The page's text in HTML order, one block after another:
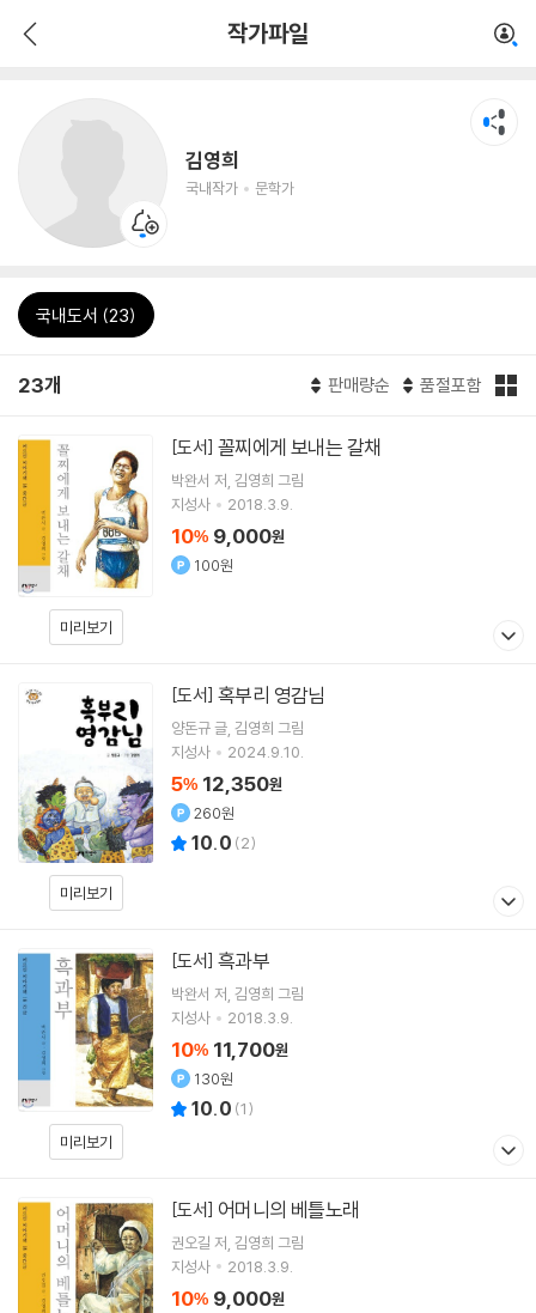
작가파일
김영희
국내작가 문학가
국내도서 (23)
23개 판매량순 품절포함
미리보기
[도서] 꼴찌에게 보내는 갈채
박완서 저 김영희 그림
지성사
2018.3.9.
10% 9,000원
100원
미리보기
[도서] 혹부리 영감님
양돈규글 김영희 그림
지성사
2024.9.10.
5% 12,350원
260원
10.0 (2)
미리보기
[도서] 흑과부
박완서 저 김영희 그림
지성사
2018.3.9.
10% 11,700원
130원
10.0 (1)
[도서] 어머니의 베틀노래
권오길 저 김영희 그림
지성사
2018.3.9.
10% 9,000원